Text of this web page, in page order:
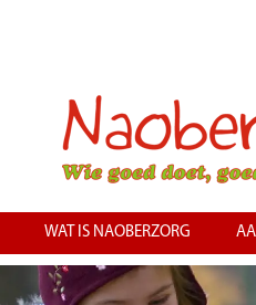
WAT IS NAOBERZORG